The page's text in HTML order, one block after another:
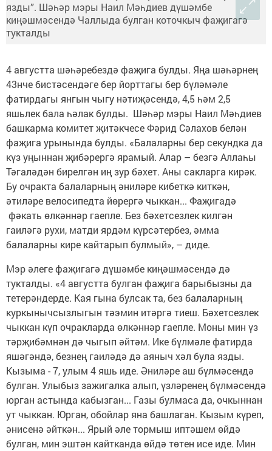
4 августта шәһәребездә фаҗига булды. Яңа шәһәрнең
43нче бистәсендәге бер йорттагы бер бүләмәле
фатирдагы янгын чыгу нәтиҗәсендә, 4,5 һәм 2,5
яшьлек бала һәлак булды. Шәһәр мэры Наил Мәһдиев
башкарма комитет җитәкчесе Фәрид Сәлахов белән
фаҗига урынында булды. «Балаларны бер секундка да
күз уңыннан җибәрергә ярамый. Алар – безгә Аллаһы
Тәгаләдән бирелгән иң зур бәхет. Аны сакларга кирәк.
Бу очракта балаларның әниләре кибеткә киткән,
әтиләре велосипедта йөрергә чыккан... Фаҗигадә
фәкать өлкәннәр гаепле. Без бәхетсезлек килгән
гаиләгә рухи, матди ярдәм күрсәтербез, әмма
балаларны кире кайтарып булмый», – диде.
Мэр әлеге фаҗигагә дүшәмбе киңәшмәсендә дә
тукталды. «4 августта булган фаҗига барыбызны да
тетерәндерде. Кая гына булсак та, без балаларның
куркынычсызлыгын тәэмин итәргә тиеш. Бәхетсезлек
чыккан күп очракларда өлкәннәр гаепле. Моны мин үз
тәрҗибәмнән дә чыгып әйтәм. Ике бүлмәле фатирда
яшәгәндә, безнең гаиләдә дә аяныч хәл була язды.
Кызыма - 7, улым 4 яшь иде. Әниләре аш бүлмәсендә
булган. Улыбыз зажигалка алып, үзләренең бүлмәсендә
юрган астында кабызган... Газы булмаса да, очкыннан
ут чыккан. Юрган, обойлар яна башлаган. Кызым күреп,
әнисенә әйткән... Ярый әле тормыш иптәшем өйдә
булган, мин эштән кайтканда өйдә төтен исе иде. Мин